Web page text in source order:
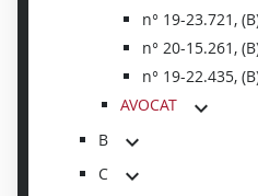
n° 19-23.721,
n° 20-15.261,
n° 19-22.435,
AVOCAT
B
C